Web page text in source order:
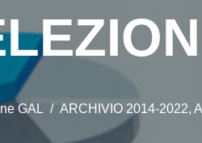
GAL ARCHIVIO 2014-2022